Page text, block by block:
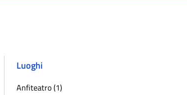
Luoghi
Anfiteatro (1)